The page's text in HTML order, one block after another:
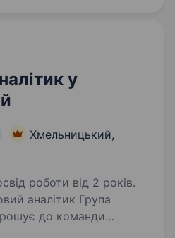
у
Хмельницький,
роботи від 2 років.
до команди